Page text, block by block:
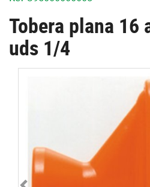
Tobera plana 16
uds 1/4